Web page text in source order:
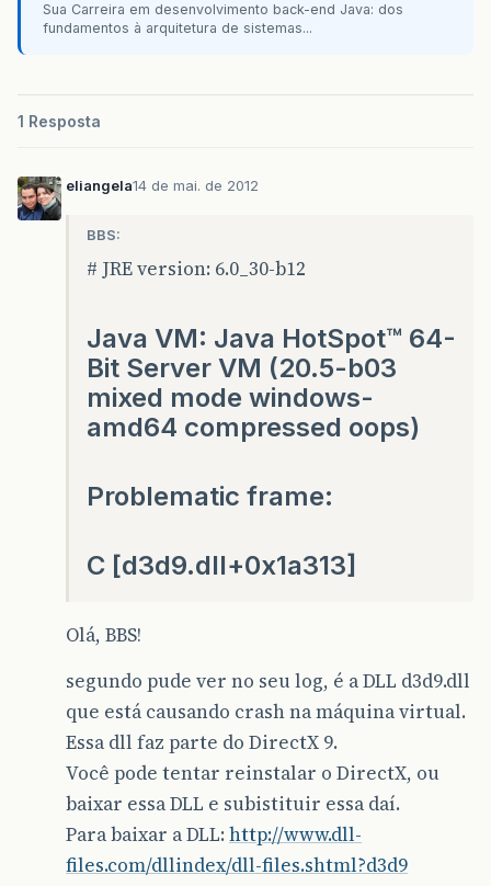
Sua Carreira em desenvolvimento back-end Java: dos
fundamentos à arquitetura de sistemas...
1 Resposta
eliangela14 de mai. de 2012
BBS:
# JRE version: 6.0_30-b12
Java VM: Java HotSpot™ 64-
Bit Server VM (20.5-b03
mixed mode windows-
amd64 compressed oops)
Problematic frame:
C [d3d9.dll+0x1a313]
Olá, BBS!
segundo pude ver no seu log, é a DLL d3d9.dll
que está causando crash na máquina virtual.
Essa dll faz parte do DirectX 9.
Você pode tentar reinstalar o DirectX, ou
baixar essa DLL e subistituir essa daí.
Para baixar a DLL: http://www.dll-
files.com/dllindex/dll-files.shtml?d3d9